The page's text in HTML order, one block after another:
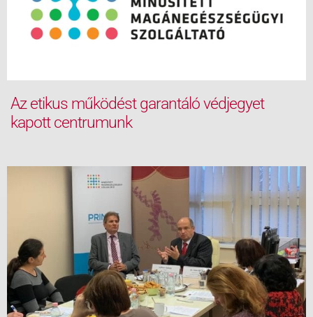
Az etikus működést garantáló védjegyet
kapott centrumunk